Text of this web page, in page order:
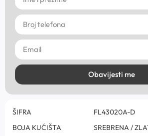
Obavijesti me
ŠIFRA
FL43020A-D
BOJA KUĆIŠTA
SREBRENA /